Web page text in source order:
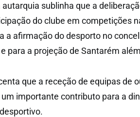
sublinha que a
do clube em competições
a afirmação do desporto no
para a projeção de Santarém
que a receção de equipas de
importante contributo para a